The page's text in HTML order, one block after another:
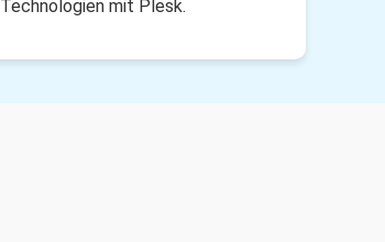
Technologien mit Plesk.